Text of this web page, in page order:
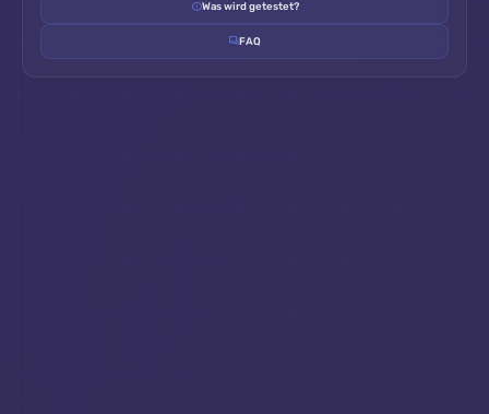
Was wird getestet?
FAQ